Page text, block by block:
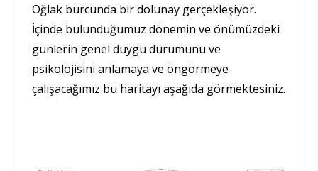
Oğlak burcunda bir dolunay gerçekleşiyor.
İçinde bulunduğumuz dönemin ve önümüzdeki
günlerin genel duygu durumunu ve
psikolojisini anlamaya ve öngörmeye
çalışacağımız bu haritayı aşağıda görmektesiniz.